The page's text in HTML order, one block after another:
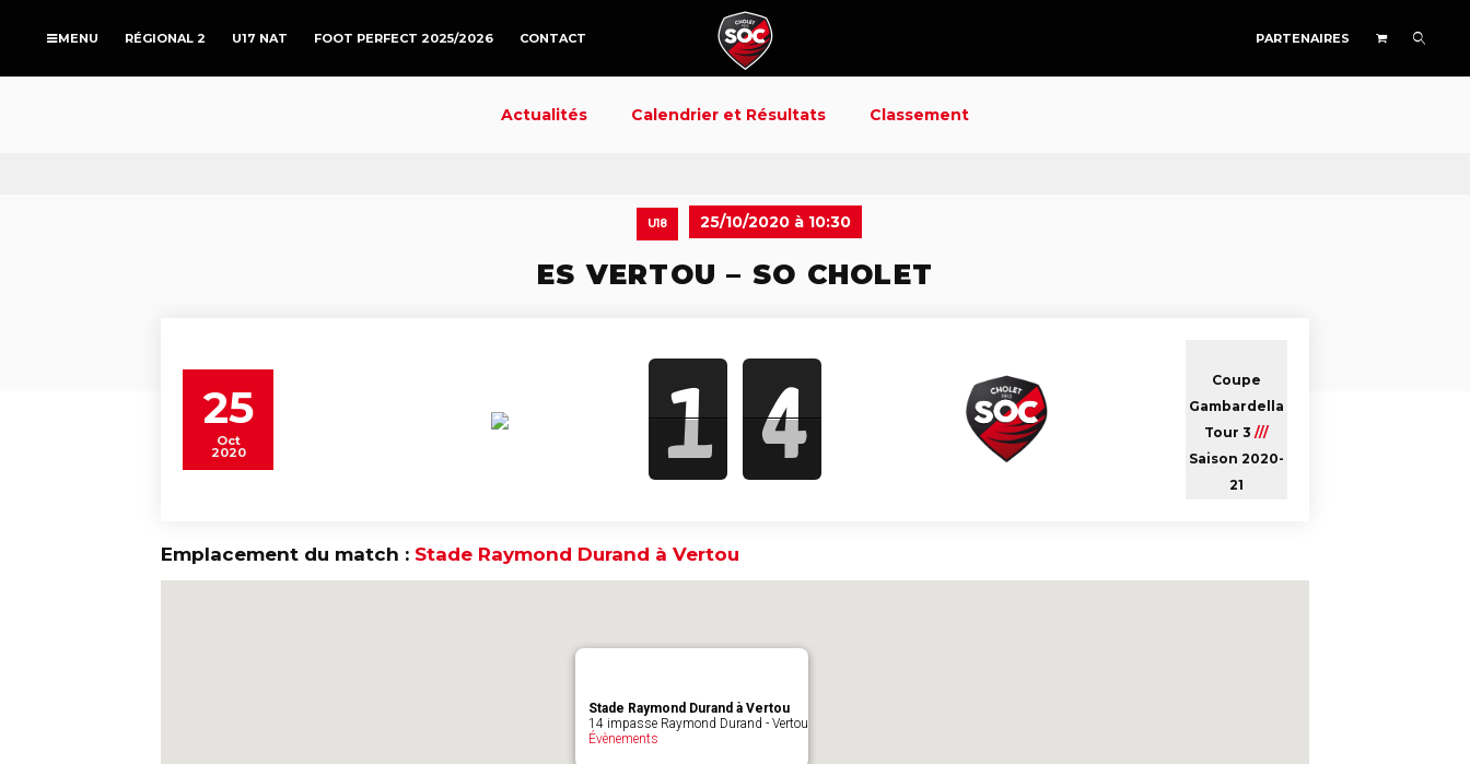
RÉGIONAL 2 U17 NAT FOOT PERFECT 2025/2026 CONTACT PARTENAIRES
Actualités Calendrier et Résultats Classement
U18 25/10/2020 à 10:30
ES VERTOU – SO CHOLET
25
Oct
2020 1 4
Coupe
Gambardella
Tour 3 ///
Saison 2020-
21
Emplacement du match : Stade Raymond Durand à Vertou
Stade Raymond Durand à Vertou
14 impasse Raymond Durand - Vertou
Évènements